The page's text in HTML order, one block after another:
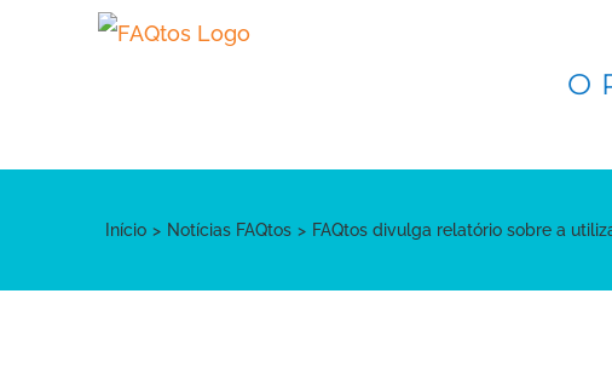
O
Início Notícias FAQtos FAQtos divulga relatório sobre a